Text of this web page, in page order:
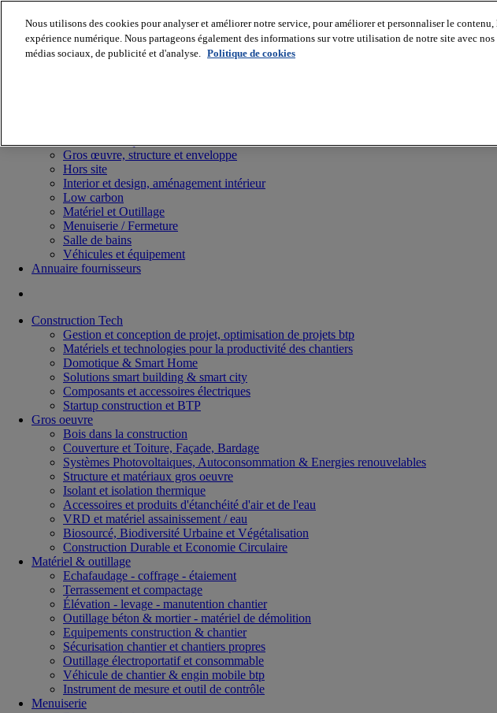
Gros œuvre, structure et enveloppe
Hors site
Interior et design, aménagement intérieur
Low carbon
Matériel et Outillage
Menuiserie / Fermeture
Salle de bains
Véhicules et équipement
Annuaire fournisseurs
Construction Tech
Gestion et conception de projet, optimisation de projets btp
Matériels et technologies pour la productivité des chantiers
Domotique & Smart Home
Solutions smart building & smart city
Composants et accessoires électriques
Startup construction et BTP
Gros oeuvre
Bois dans la construction
Couverture et Toiture, Façade, Bardage
Systèmes Photovoltaiques, Autoconsommation & Energies renouvelables
Structure et matériaux gros oeuvre
Isolant et isolation thermique
Accessoires et produits d'étanchéité d'air et de l'eau
VRD et matériel assainissement / eau
Biosourcé, Biodiversité Urbaine et Végétalisation
Construction Durable et Economie Circulaire
Matériel & outillage
Echafaudage - coffrage - étaiement
Terrassement et compactage
Élévation - levage - manutention chantier
Outillage béton & mortier - matériel de démolition
Equipements construction & chantier
Sécurisation chantier et chantiers propres
Outillage électroportatif et consommable
Véhicule de chantier & engin mobile btp
Instrument de mesure et outil de contrôle
Menuiserie
Nous utilisons des cookies pour analyser et améliorer notre service, pour améliorer et personnaliser le
expérience numérique. Nous partageons également des informations sur votre utilisation de notre site avec nos
médias sociaux, de publicité et d'analyse. Politique de cookies